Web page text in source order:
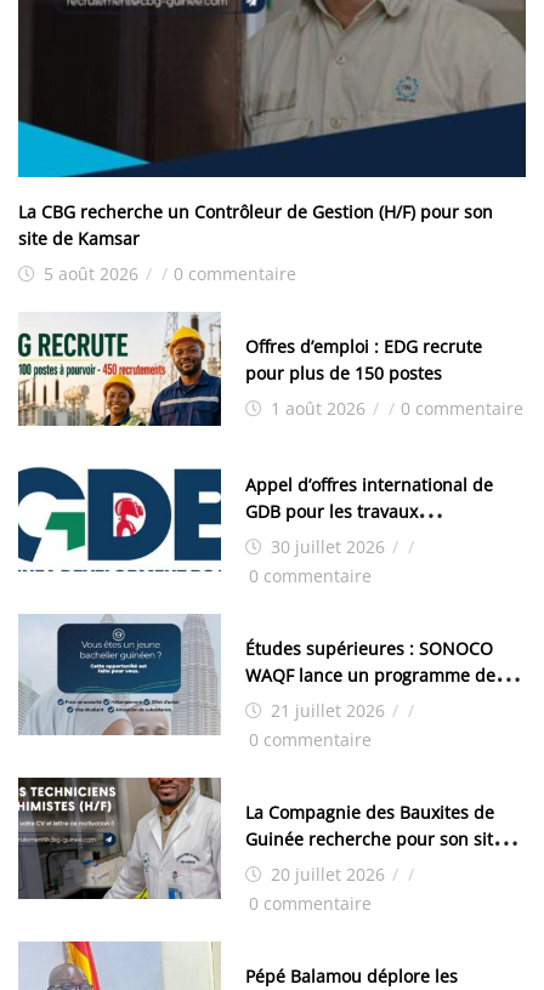
La CBG recherche un Contrôleur de Gestion (H/F) pour son
site de Kamsar
5 août 2026 / / 0 commentaire
Offres d’emploi : EDG recrute
pour plus de 150 postes
1 août 2026 / / 0 commentaire
Appel d’offres international de
GDB pour les travaux
d’aménagement de la zone
industrielle de FANDJE (PAZIF)
30 juillet 2026 / /
0 commentaire
Études supérieures : SONOCO
WAQF lance un programme de
bourses pour la Malaisie
21 juillet 2026 / /
0 commentaire
La Compagnie des Bauxites de
Guinée recherche pour son site
de Kamsar des techniciens
chimistes (H/F)
20 juillet 2026 / /
0 commentaire
Pépé Balamou déplore les